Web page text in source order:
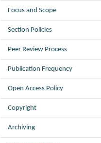
Focus and Scope
Section Policies
Peer Review Process
Publication Frequency
Open Access Policy
Copyright
Archiving